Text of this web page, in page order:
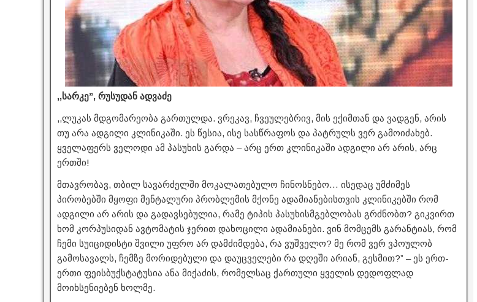
,,სარკე”, რუსუდან ადვაძე
,,ლუკას მდგომარეობა გართულდა. ვრეკავ, ჩვეულებრივ, მის ექიმთან და ვადგენ, არის
თუ არა ადგილი კლინიკაში. ეს წესია, ისე სასწრაფოს და პატრულს ვერ გამოიძახებ.
ყველაფერს ველოდი ამ პასუხის გარდა – არც ერთ კლინიკაში ადგილი არ არის, არც
ერთში!
მთავრობავ, თბილ სავარძელში მოკალათებულო ჩინოსნებო… ისედაც უმძიმეს
პირობებში მყოფი მენტალური პრობლემის მქონე ადამიანებისთვის კლინიკებში რომ
ადგილი არ არის და გადავსებულია, რამე ტიპის პასუხისმგებლობას გრძნობთ? გიკვირთ
ხომ კორპუსიდან ავტომატის ჯერით დახოცილი ადამიანები. ვინ მომცემს გარანტიას, რომ
ჩემი სუიციდისტი შვილი უფრო არ დამძიმდება, რა ვუშველო? მე რომ ვერ ვპოულობ
გამოსავალს, ჩემზე მორიდებული და დაუცველები რა დღეში არიან, გესმით?” – ეს ერთ-
ერთი ფეისბუქსტატუსია ანა მიქაძის, რომელსაც ქართული ყველის დედოფლად
მოიხსენიებენ ხოლმე.